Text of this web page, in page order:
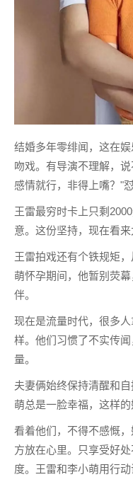
结婚多年零绯闻，这在
吻戏。有导演不理解，
感情就行，非得上嘴？"
王雷最穷时卡上只剩
意。这份坚持，现在看来
王雷拍戏还有个铁规矩
萌怀孕期间，他暂别荧
伴。
现在是流量时代，很多
样。他们习惯了不实传
量。
夫妻俩始终保持清醒和
萌总是一脸幸福，这样的
看着他们，不得不感慨
方放在心里。只享受好
度。王雷和李小萌用行